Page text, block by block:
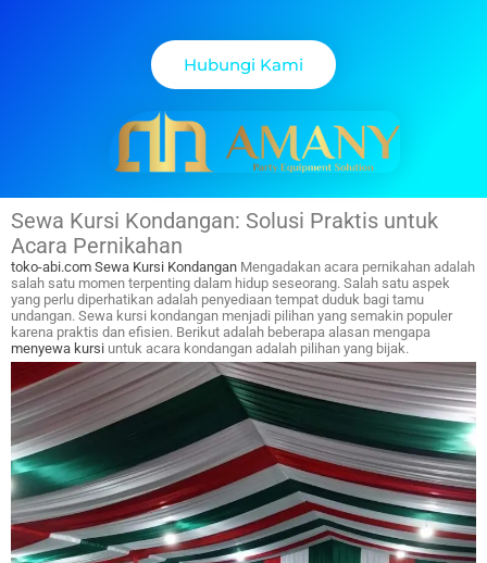
Hubungi Kami
Sewa Kursi Kondangan: Solusi Praktis untuk
Acara Pernikahan
toko-abi.com Sewa Kursi Kondangan Mengadakan acara pernikahan adalah
salah satu momen terpenting dalam hidup seseorang. Salah satu aspek
yang perlu diperhatikan adalah penyediaan tempat duduk bagi tamu
undangan. Sewa kursi kondangan menjadi pilihan yang semakin populer
karena praktis dan efisien. Berikut adalah beberapa alasan mengapa
menyewa kursi untuk acara kondangan adalah pilihan yang bijak.